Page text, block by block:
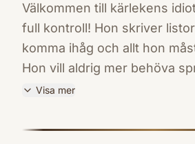
Välkommen till kärlekens
full kontroll! Hon skriver
komma ihåg och allt hon
Hon vill aldrig mer behöva
leta efter sitt krossade hjärta
Albin studenten, sen kanske
Visa mer
9789180663069